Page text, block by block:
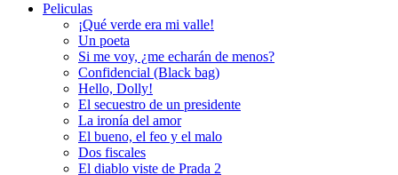
Peliculas
¡Qué verde era mi valle!
Un poeta
Si me voy, ¿me echarán de menos?
Confidencial (Black bag)
Hello, Dolly!
El secuestro de un presidente
La ironía del amor
El bueno, el feo y el malo
Dos fiscales
El diablo viste de Prada 2